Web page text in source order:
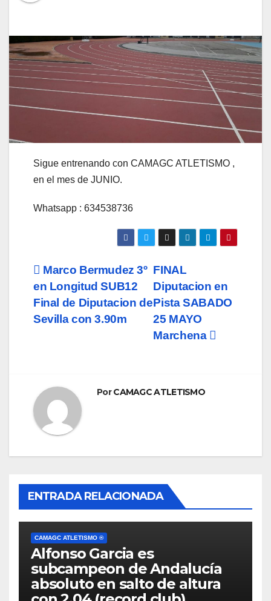
Sigue entrenando con CAMAGC ATLETISMO ,
en el mes de JUNIO.
Whatsapp : 634538736
Navegación
de
entradas
FINAL
Diputacion en
Pista SABADO
25 MAYO
Marchena
Marco Bermudez 3º
en Longitud SUB12
Final de Diputacion de
Sevilla con 3.90m
PorCAMAGC ATLETISMO
ENTRADA RELACIONADA
CAMAGC ATLETISMO ®
Alfonso Garcia es
subcampeon de Andalucía
absoluto en salto de altura